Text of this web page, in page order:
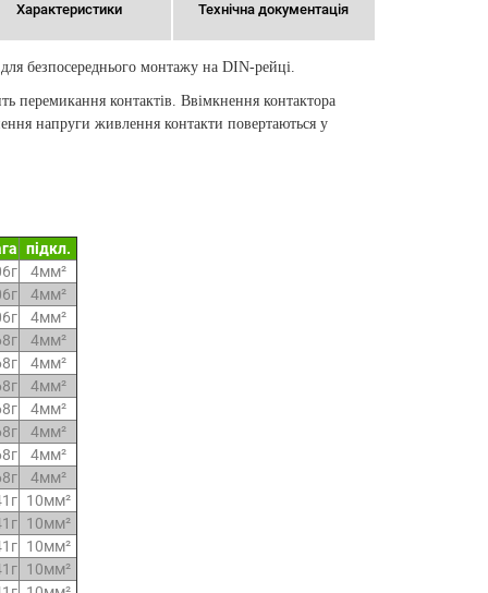
Характеристики Технічна документація
безпосереднього монтажу на DIN-рейці.
перемикання контактів. Ввімкнення контактора
напруги живлення контакти повертаються у
підкл.
4мм²
г
4мм²
г
4мм²
г
4мм²
г
4мм²
г
4мм²
г
4мм²
г
4мм²
г
4мм²
г
4мм²
г 10мм²
г 10мм²
г 10мм²
г 10мм²